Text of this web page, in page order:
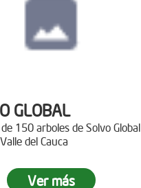
GLOBAL
150 arboles de Solvo Global
del Cauca
Ver más